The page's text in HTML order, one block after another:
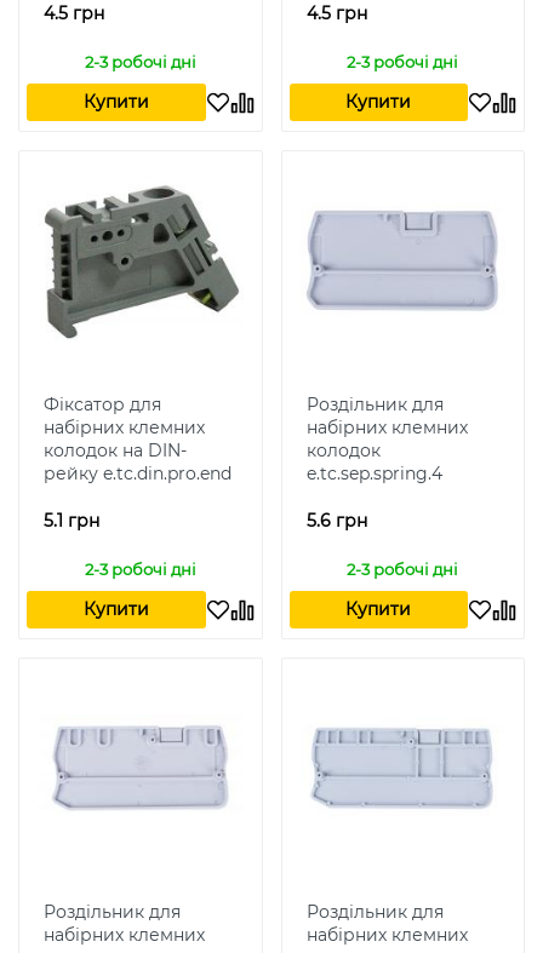
4.5 грн
2-3 робочі дні
Купити
4.5 грн
2-3 робочі дні
Купити
Фіксатор для
набірних клемних
колодок на DIN-
рейку e.tc.din.pro.end
5.1 грн
2-3 робочі дні
Купити
Роздільник для
набірних клемних
колодок
e.tc.sep.spring.4
5.6 грн
2-3 робочі дні
Купити
Роздільник для
набірних клемних
Роздільник для
набірних клемних